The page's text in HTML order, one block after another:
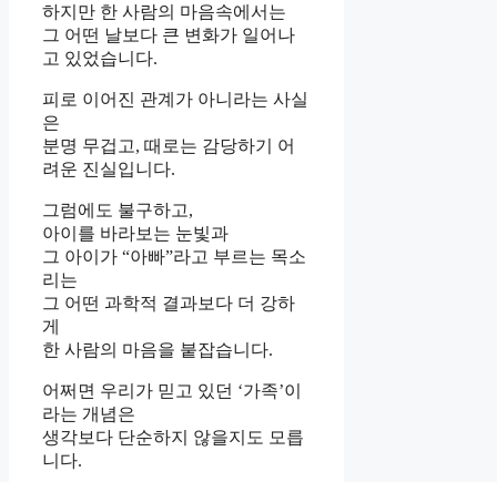
하지만 한 사람의 마음속에서는
그 어떤 날보다 큰 변화가 일어나
고 있었습니다.
피로 이어진 관계가 아니라는 사실
은
분명 무겁고, 때로는 감당하기 어
려운 진실입니다.
그럼에도 불구하고,
아이를 바라보는 눈빛과
그 아이가 “아빠”라고 부르는 목소
리는
그 어떤 과학적 결과보다 더 강하
게
한 사람의 마음을 붙잡습니다.
어쩌면 우리가 믿고 있던 ‘가족’이
라는 개념은
생각보다 단순하지 않을지도 모릅
니다.